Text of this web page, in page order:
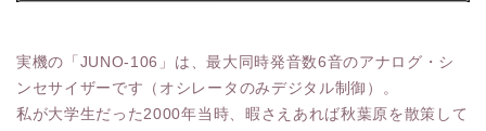
実機の「JUNO-106」は、最大同時発音数6音のアナログ・シ
ンセサイザーです（オシレータのみデジタル制御）。
私が大学生だった2000年当時、暇さえあれば秋葉原を散策して